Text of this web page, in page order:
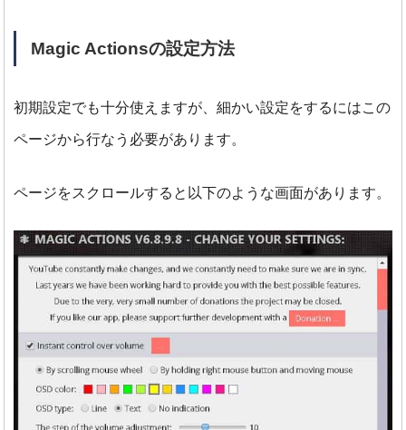
Magic Actionsの設定方法
初期設定でも十分使えますが、細かい設定をするにはこの
ページから行なう必要があります。
ページをスクロールすると以下のような画面があります。